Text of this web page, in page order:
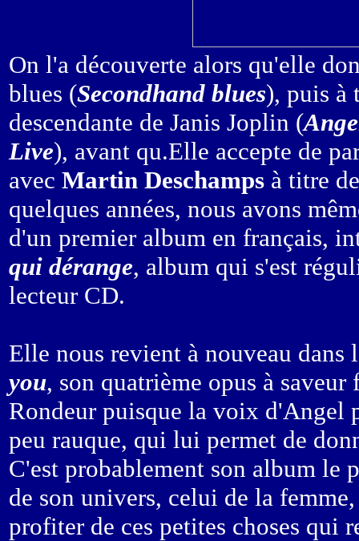
On l'a découverte alors qu'elle
blues (Secondhand blues), puis à
descendante de Janis Joplin (
Live), avant qu.Elle accepte de
avec Martin Deschamps à titre
quelques années, nous avons
d'un premier album en français,
qui dérange, album qui s'est
lecteur CD.
Elle nous revient à nouveau dans
you, son quatrième opus à
Rondeur puisque la voix d'Angel
peu rauque, qui lui permet de
C'est probablement son album le
de son univers, celui de la
profiter de ces petites choses qui